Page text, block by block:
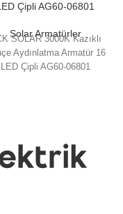
Çipli AG60-06801
Solar Armatürler
SOLAR 3000K Kazıklı
Aydınlatma Armatür 16
LED Çipli AG60-06801